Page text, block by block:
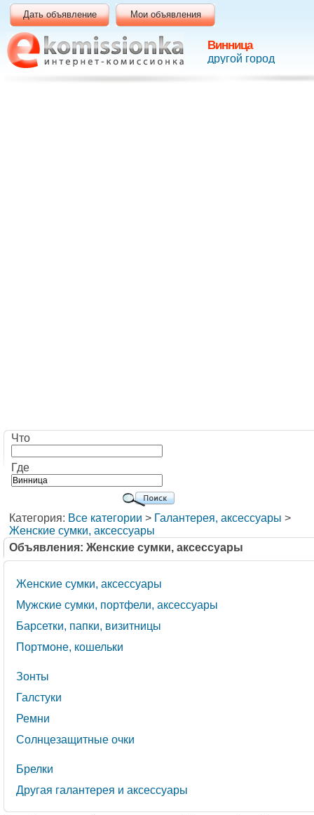
Винница
другой город
Дать объявление Мои объявления
Что
Где
Категория: Все категории > Галантерея, аксессуары >
Женские сумки, аксессуары
Объявления: Женские сумки, аксессуары
Женские сумки, аксессуары
Мужские сумки, портфели, аксессуары
Барсетки, папки, визитницы
Портмоне, кошельки
Зонты
Галстуки
Ремни
Солнцезащитные очки
Брелки
Другая галантерея и аксессуары